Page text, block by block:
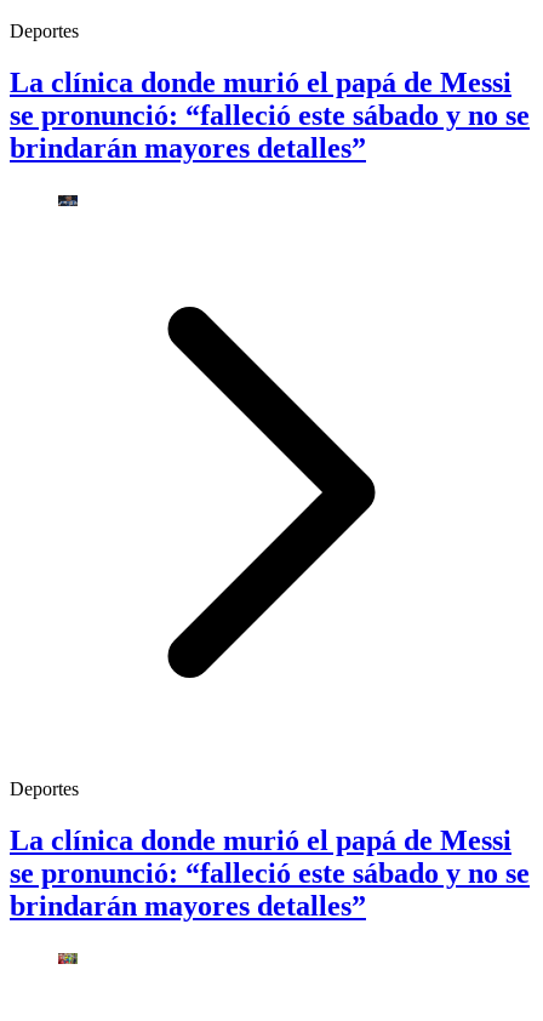
Deportes
La clínica donde murió el papá de Messi
se pronunció: “falleció este sábado y no se
brindarán mayores detalles”
Deportes
La clínica donde murió el papá de Messi
se pronunció: “falleció este sábado y no se
brindarán mayores detalles”